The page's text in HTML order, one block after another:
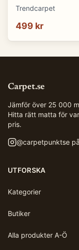
(natur) (Storlek: 80
Trendcarpet
499 kr
Carpet.se
Jämför över 25 000
Hitta rätt matta för
pris.
@carpetpunktse
UTFORSKA
Kategorier
Butiker
Alla produkter A-Ö